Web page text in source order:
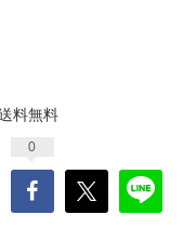
料無料
0